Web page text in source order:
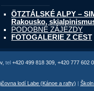
ÖTZTÁLSKÉ ALPY –
Rakousko,
PODOBNÉ ZÁJEZDY
FOTOGALERIE Z CEST
tel +420 499 818 309, +420 777 602
lodí Labe (Kánoe a rafty)